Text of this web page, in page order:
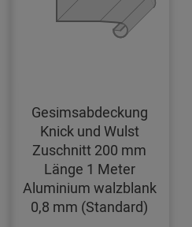
Gesimsabdeckung
Knick und Wulst
Zuschnitt 200 mm
Länge 1 Meter
Aluminium walzblank
0,8 mm (Standard)